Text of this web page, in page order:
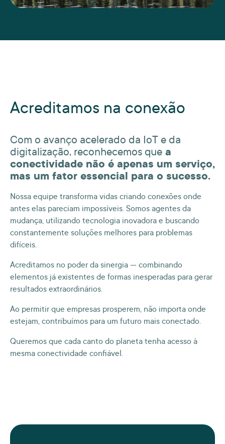
Acreditamos na conexão
Com o avanço acelerado da IoT e da
digitalização, reconhecemos que a
conectividade não é apenas um serviço,
mas um fator essencial para o sucesso.
Nossa equipe transforma vidas criando conexões onde
antes elas pareciam impossíveis. Somos agentes da
mudança, utilizando tecnologia inovadora e buscando
constantemente soluções melhores para problemas
difíceis.
Acreditamos no poder da sinergia — combinando
elementos já existentes de formas inesperadas para gerar
resultados extraordinários.
Ao permitir que empresas prosperem, não importa onde
estejam, contribuímos para um futuro mais conectado.
Queremos que cada canto do planeta tenha acesso à
mesma conectividade confiável.